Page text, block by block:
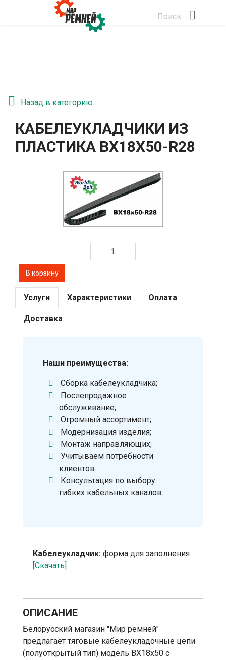
Поиск
Назад в категорию
КАБЕЛЕУКЛАДЧИКИ ИЗ
ПЛАСТИКА BX18X50-R28
Услуги Характеристики Оплата
Доставка
Наши преимущества:
Сборка кабелеукладчика;
Послепродажное
обслуживание;
Огромный ассортимент;
Модернизация изделия;
Монтаж направляющих;
Учитываем потребности
клиентов.
Консультация по выбору
гибких кабельных каналов.
Кабелеукладчик: форма для заполнения
[Скачать]
ОПИСАНИЕ
Белорусский магазин "Мир ремней"
предлагает тяговые кабелеукладочные цепи
(полуоткрытый тип) модель BX18x50 с